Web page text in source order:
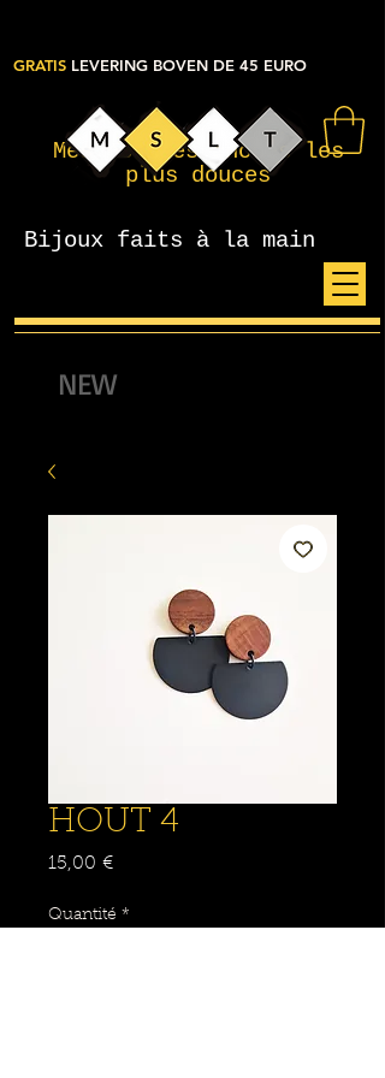
Mes petites choses les
plus douces
Bijoux faits à la main
GRATIS LEVERING BOVEN DE 45 EURO
NEW
HOUT 4
15,00 €Prix
Quantité *